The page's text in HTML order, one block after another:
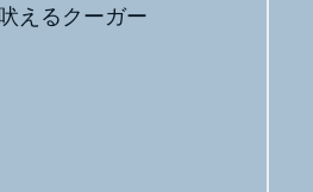
えるクーガー